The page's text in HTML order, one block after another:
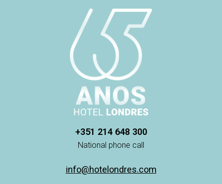
+351 214 648 300
National phone call
info@hotelondres.com